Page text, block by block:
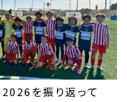
を振り返って